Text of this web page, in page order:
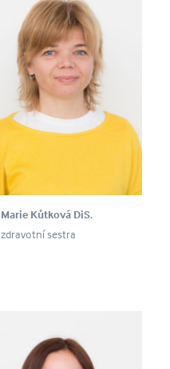
Marie Kůtková DiS.
zdravotní sestra